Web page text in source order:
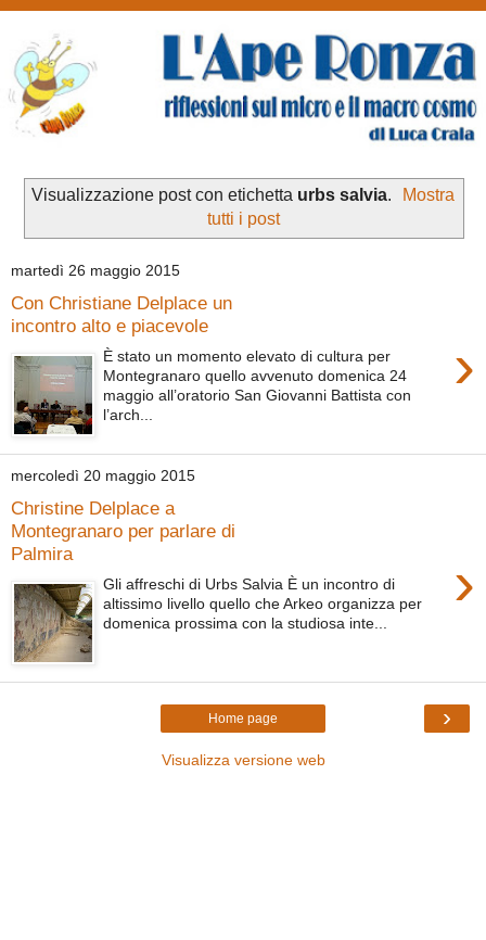
Visualizzazione post con etichetta urbs salvia.
Mostra
tutti i post
martedì 26 maggio 2015
Con Christiane Delplace un
incontro alto e piacevole
›
È stato un momento elevato di cultura per
Montegranaro quello avvenuto domenica 24
maggio all’oratorio San Giovanni Battista con
l’arch...
mercoledì 20 maggio 2015
Christine Delplace a
Montegranaro per parlare di
Palmira
›
Gli affreschi di Urbs Salvia È un incontro di
altissimo livello quello che Arkeo organizza per
domenica prossima con la studiosa inte...
›
Home page
Visualizza versione web